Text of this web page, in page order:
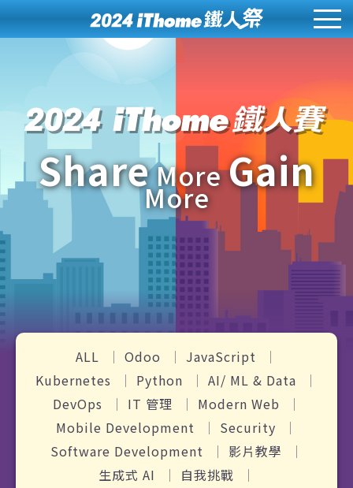
ShareMoreGain
More
ALL Odoo
JavaScript
Kubernetes
Python
AI/ ML & Data
DevOps
IT 管理
Modern Web
Mobile Development
Security
Software Development
影片教學
生成式 AI
自我挑戰